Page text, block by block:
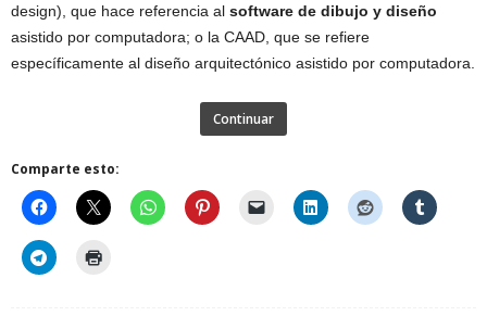
design), que hace referencia al software de dibujo y diseño
asistido por computadora; o la CAAD, que se refiere
específicamente al diseño arquitectónico asistido por computadora.
Continuar
Comparte esto: